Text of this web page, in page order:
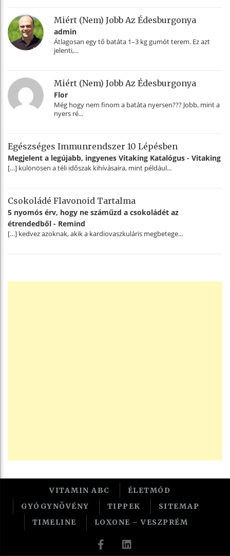
Miért (nem) Jobb Az Édesburgonya
admin
Átlagosan egy tő batáta 1–3 kg gumót terem. Ez azt
jelenti,...
Miért (nem) Jobb Az Édesburgonya
Flor
Még hogy nem finom a batáta nyersen??? Jobb, mint a
nyers ré...
Egészséges Immunrendszer 10 Lépésben
Megjelent a legújabb, ingyenes Vitaking Katalógus - Vitaking
[…] különösen a téli időszak kihívásaira, mint például...
Csokoládé Flavonoid Tartalma
5 nyomós érv, hogy ne száműzd a csokoládét az
étrendedből - Remind
[…] kedvez azoknak, akik a kardiovaszkuláris megbetege...
VITAMIN ABC
ÉLETMÓD
GYÓGYNÖVÉNY
TIPPEK
SITEMAP
TIMELINE
LOXONE – VESZPRÉM